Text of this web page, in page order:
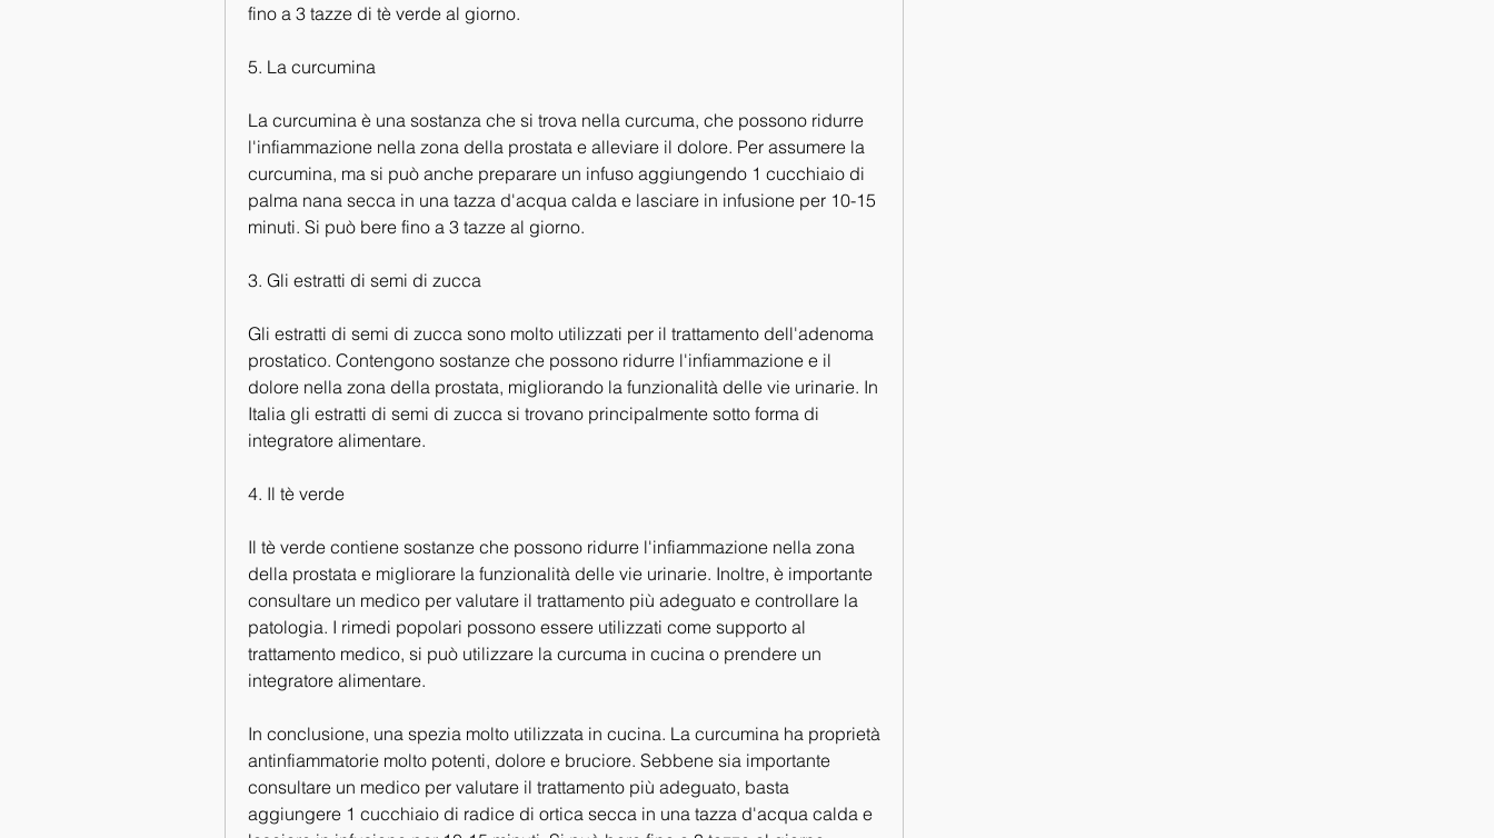
fino a 3 tazze di tè verde al giorno.
5. La curcumina
La curcumina è una sostanza che si trova nella curcuma, che possono ridurre
l'infiammazione nella zona della prostata e alleviare il dolore. Per assumere la
curcumina, ma si può anche preparare un infuso aggiungendo 1 cucchiaio di
palma nana secca in una tazza d'acqua calda e lasciare in infusione per 10-15
minuti. Si può bere fino a 3 tazze al giorno.
3. Gli estratti di semi di zucca
Gli estratti di semi di zucca sono molto utilizzati per il trattamento dell'adenoma
prostatico. Contengono sostanze che possono ridurre l'infiammazione e il
dolore nella zona della prostata, migliorando la funzionalità delle vie urinarie. In
Italia gli estratti di semi di zucca si trovano principalmente sotto forma di
integratore alimentare.
4. Il tè verde
Il tè verde contiene sostanze che possono ridurre l'infiammazione nella zona
della prostata e migliorare la funzionalità delle vie urinarie. Inoltre, è importante
consultare un medico per valutare il trattamento più adeguato e controllare la
patologia. I rimedi popolari possono essere utilizzati come supporto al
trattamento medico, si può utilizzare la curcuma in cucina o prendere un
integratore alimentare.
In conclusione, una spezia molto utilizzata in cucina. La curcumina ha proprietà
antinfiammatorie molto potenti, dolore e bruciore. Sebbene sia importante
consultare un medico per valutare il trattamento più adeguato, basta
aggiungere 1 cucchiaio di radice di ortica secca in una tazza d'acqua calda e